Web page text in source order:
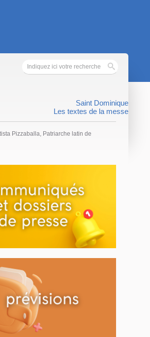
Saint Dominique
Les textes de la messe
Pizzaballa, Patriarche latin de